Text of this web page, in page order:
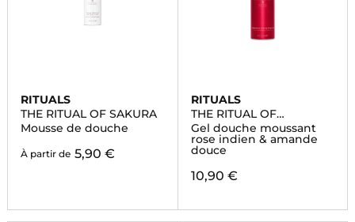
RITUALS
THE RITUAL OF SAKURA
Mousse de douche
À partir de 5,90 €
RITUALS
THE RITUAL OF
AYURVEDA
Gel douche moussant
rose indien & amande
douce
10,90 €